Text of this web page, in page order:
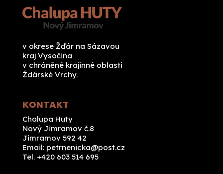
v okrese Žďár na Sázavou
kraj Vysočina
v chráněné krajinné oblasti
Ždárské Vrchy.
KONTAKT
Chalupa Huty
Nový Jimramov č.8
Jimramov 592 42
Email: petrnenicka@post.cz
Tel. +420 603 514 695